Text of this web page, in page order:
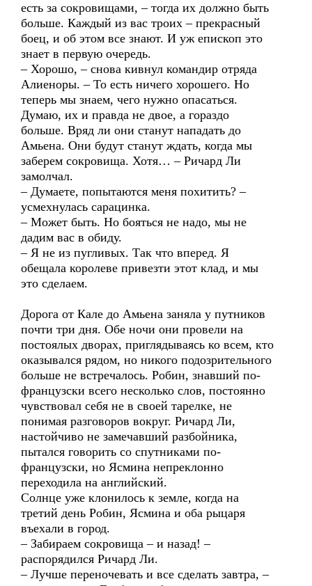
есть за сокровищами, – тогда их должно быть
больше. Каждый из вас троих – прекрасный
боец, и об этом все знают. И уж епископ это
знает в первую очередь.
– Хорошо, – снова кивнул командир отряда
Алиеноры. – То есть ничего хорошего. Но
теперь мы знаем, чего нужно опасаться.
Думаю, их и правда не двое, а гораздо
больше. Вряд ли они станут нападать до
Амьена. Они будут станут ждать, когда мы
заберем сокровища. Хотя… – Ричард Ли
замолчал.
– Думаете, попытаются меня похитить? –
усмехнулась сарацинка.
– Может быть. Но бояться не надо, мы не
дадим вас в обиду.
– Я не из пугливых. Так что вперед. Я
обещала королеве привезти этот клад, и мы
это сделаем.
Дорога от Кале до Амьена заняла у путников
почти три дня. Обе ночи они провели на
постоялых дворах, приглядываясь ко всем, кто
оказывался рядом, но никого подозрительного
больше не встречалось. Робин, знавший по-
французски всего несколько слов, постоянно
чувствовал себя не в своей тарелке, не
понимая разговоров вокруг. Ричард Ли,
настойчиво не замечавший разбойника,
пытался говорить со спутниками по-
французски, но Ясмина непреклонно
переходила на английский.
Солнце уже клонилось к земле, когда на
третий день Робин, Ясмина и оба рыцаря
въехали в город.
– Забираем сокровища – и назад! –
распорядился Ричард Ли.
– Лучше переночевать и все сделать завтра, –